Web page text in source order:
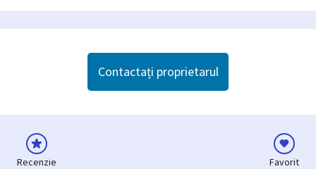
Contactați proprietarul
Recenzie Favorit